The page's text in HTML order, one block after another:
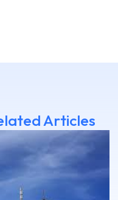
Articles